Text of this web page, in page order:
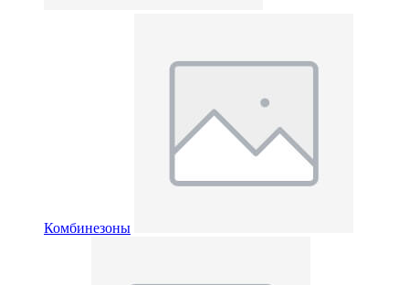
Комбинезоны